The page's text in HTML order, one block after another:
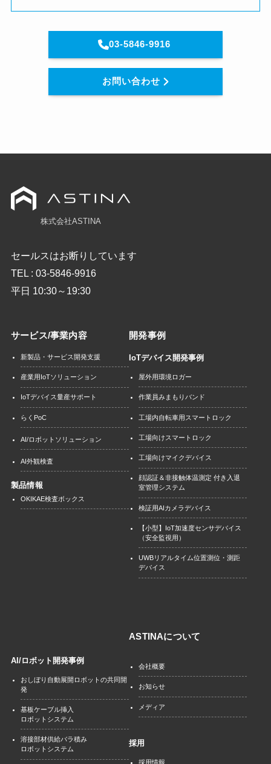
03-5846-9916
お問い合わせ
株式会社ASTINA
セールスはお断りしています
TEL : 03-5846-9916
平日 10:30～19:30
サービス/事業内容
新製品・サービス開発支援
産業用IoTソリューション
IoTデバイス量産サポート
らくPoC
AI/ロボットソリューション
AI外観検査
製品情報
OKIKAE検査ボックス
開発事例
IoTデバイス開発事例
屋外用環境ロガー
作業員みまもりバンド
工場内自転車用スマートロック
工場向けスマートロック
工場向けマイクデバイス
顔認証＆非接触体温測定 付き入退
室管理システム
検証用AIカメラデバイス
【小型】IoT加速度センサデバイス
（安全監視用）
UWBリアルタイム位置測位・測距
デバイス
AI/ロボット開発事例
おしぼり自動展開ロボットの共同開
発
基板ケーブル挿入
ロボットシステム
溶接部材供給バラ積み
ロボットシステム
ASTINAについて
会社概要
お知らせ
メディア
採用
採用情報